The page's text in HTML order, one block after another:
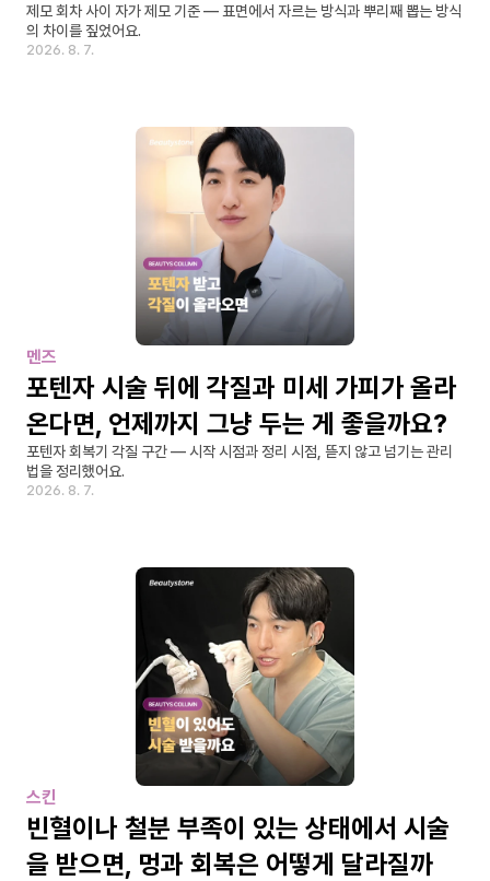
제모 회차 사이 자가 제모 기준 — 표면에서 자르는 방식과 뿌리째 뽑는 방식
의 차이를 짚었어요.
2026. 8. 7.
멘즈
포텐자 시술 뒤에 각질과 미세 가피가 올라
온다면, 언제까지 그냥 두는 게 좋을까요?
포텐자 회복기 각질 구간 — 시작 시점과 정리 시점, 뜯지 않고 넘기는 관리
법을 정리했어요.
2026. 8. 7.
스킨
빈혈이나 철분 부족이 있는 상태에서 시술
을 받으면, 멍과 회복은 어떻게 달라질까